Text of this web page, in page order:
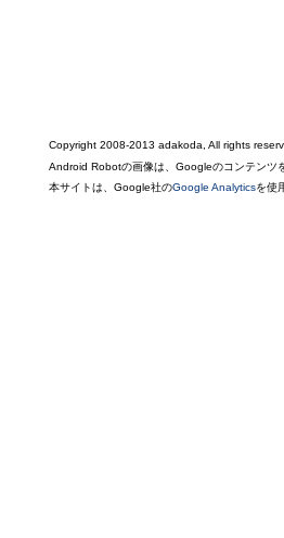
Copyright 2008-2013 adakoda, All rights
Android Robotの画像は、Googleのコンテンツ
本サイトは、Google社のGoogle Analyticsを使